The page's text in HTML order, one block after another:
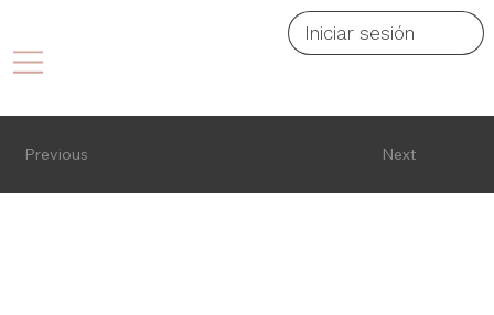
Iniciar sesión
Next
Previous